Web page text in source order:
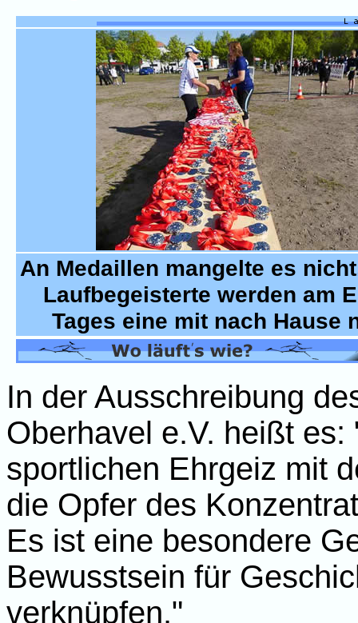
An Medaillen mangelte es
Laufbegeisterte werden am
Tages eine mit nach Hause
In der Ausschreibung
Oberhavel e.V. heißt
sportlichen Ehrgeiz mit
die Opfer des
Es ist eine besondere
Bewusstsein für
verknüpfen."